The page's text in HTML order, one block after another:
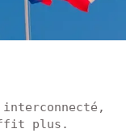
interconnecté,
plus.